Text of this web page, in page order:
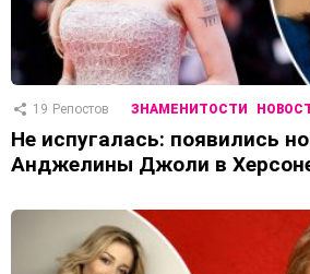
19 Репостов ЗНАМЕНИТОСТИ
Не испугалась: появились
Анджелины Джоли в